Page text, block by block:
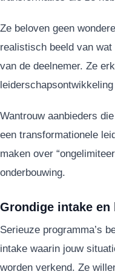
Ze beloven geen
realistisch beeld van
van de deelnemer. Ze
Wantrouw aanbieders
een transformationele
maken over
onderbouwing.
Grondige intake en
Serieuze programma’s
intake waarin jouw
worden verkend. Ze